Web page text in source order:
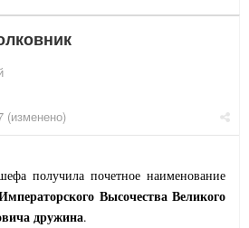
(изменено)
получила почетное наименование
Высочества Великого
дружина.